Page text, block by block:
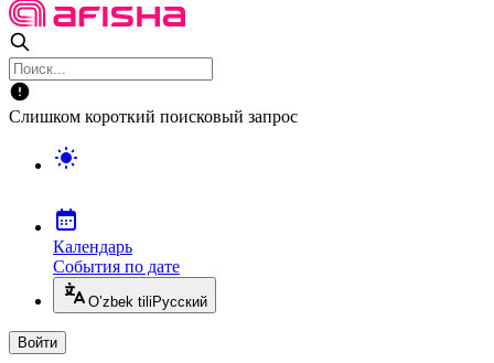
Слишком короткий поисковый запрос
Календарь
События по дате
O’zbek tili Русский
Войти